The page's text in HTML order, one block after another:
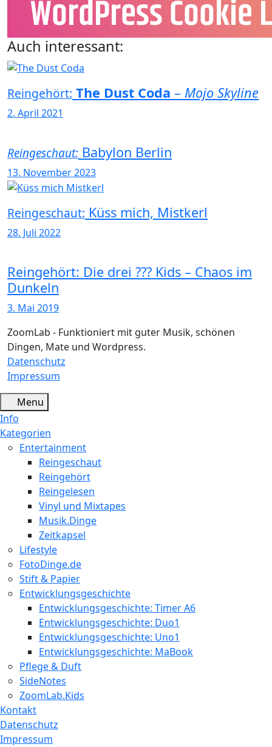
Auch interessant:
Reingehört: The Dust Coda – Mojo Skyline
2. April 2021
Reingeschaut: Babylon Berlin
13. November 2023
Reingeschaut: Küss mich, Mistkerl
28. Juli 2022
Reingehört: Die drei ??? Kids – Chaos im
Dunkeln
3. Mai 2019
ZoomLab - Funktioniert mit guter Musik, schönen
Dingen, Mate und Wordpress.
Datenschutz
Impressum
Menu
Info
Kategorien
Entertainment
Reingeschaut
Reingehört
Reingelesen
Vinyl und Mixtapes
Musik.Dinge
Zeitkapsel
Lifestyle
FotoDinge.de
Stift & Papier
Entwicklungsgeschichte
Entwicklungsgeschichte: Timer A6
Entwicklungsgeschichte: Duo1
Entwicklungsgeschichte: Uno1
Entwicklungsgeschichte: MaBook
Pflege & Duft
SideNotes
ZoomLab.Kids
Kontakt
Datenschutz
Impressum